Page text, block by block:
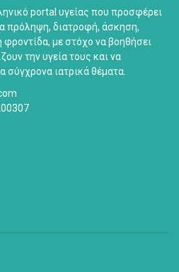
portal υγείας που προσφέρει
πρόληψη, διατροφή, άσκηση,
φροντίδα, με στόχο να βοηθήσει
την υγεία τους και να
σύγχρονα ιατρικά θέματα.